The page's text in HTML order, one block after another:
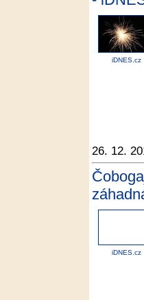
iDNES.cz
26. 12.
iDNES.cz